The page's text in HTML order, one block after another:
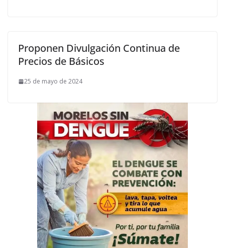
Proponen Divulgación Continua de
Precios de Básicos
25 de mayo de 2024